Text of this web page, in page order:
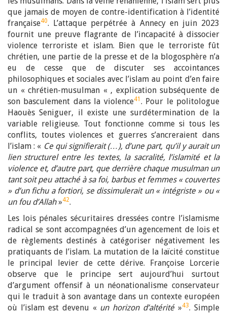
que jamais de moyen de contre-identification à l’identité
française40. L’attaque perpétrée à Annecy en juin 2023
fournit une preuve flagrante de l’incapacité à dissocier
violence terroriste et islam. Bien que le terroriste fût
chrétien, une partie de la presse et de la blogosphère n’a
eu de cesse que de discuter ses accointances
philosophiques et sociales avec l’islam au point d’en faire
un « chrétien-musulman « , explication subséquente de
son basculement dans la violence41 . Pour le politologue
Haouès Seniguer, il existe une surdétermination de la
variable religieuse. Tout fonctionne comme si tous les
conflits, toutes violences et guerres s’ancreraient dans
l’islam : « Ce qui signifierait (…), d’une part, qu’il y aurait un
lien structurel entre les textes, la sacralité, l’islamité et la
violence et, d’autre part, que derrière chaque musulman un
tant soit peu attaché à sa foi, barbus et femmes « couvertes
» d’un fichu a fortiori, se dissimulerait un « intégriste » ou «
un fou d’Allah»42.
Les lois pénales sécuritaires dressées contre l’islamisme
radical se sont accompagnées d’un agencement de lois et
de règlements destinés à catégoriser négativement les
pratiquants de l’islam. La mutation de la laïcité constitue
le principal levier de cette dérive. Françoise Lorcerie
observe que le principe sert aujourd’hui surtout
d’argument offensif à un néonationalisme conservateur
qui le traduit à son avantage dans un contexte européen
où l’islam est devenu « un horizon d’altérité»43. Simple